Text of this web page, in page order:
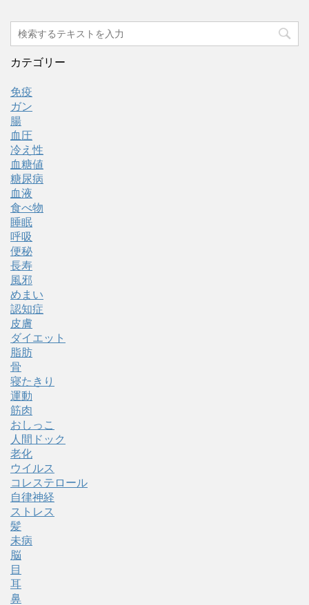
カテゴリー
免疫
ガン
腸
血圧
冷え性
血糖値
糖尿病
血液
食べ物
睡眠
呼吸
便秘
長寿
風邪
めまい
認知症
皮膚
ダイエット
脂肪
骨
寝たきり
運動
筋肉
おしっこ
人間ドック
老化
ウイルス
コレステロール
自律神経
ストレス
髪
未病
脳
目
耳
鼻